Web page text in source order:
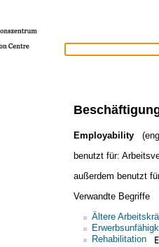
Employability
benutzt für:
außerdem benutzt
Verwandte Begriffe
Ältere
Rehabilitation